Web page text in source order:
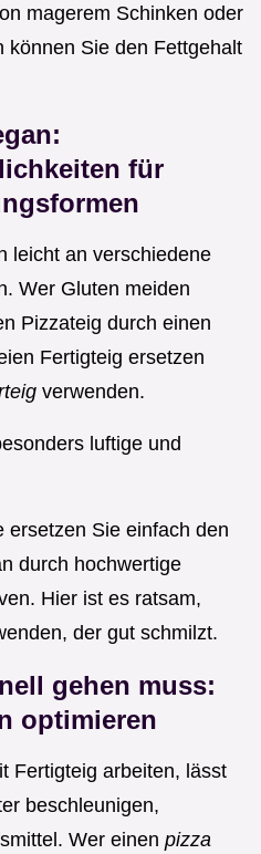
magerem Schinken oder
können Sie den Fettgehalt
für
leicht an verschiedene
Wer Gluten meiden
Pizzateig durch einen
Fertigteig ersetzen
verwenden.
luftige und
ersetzen Sie einfach den
durch hochwertige
Hier ist es ratsam,
der gut schmilzt.
gehen muss:
optimieren
Fertigteig arbeiten, lässt
beschleunigen,
Wer einen pizza